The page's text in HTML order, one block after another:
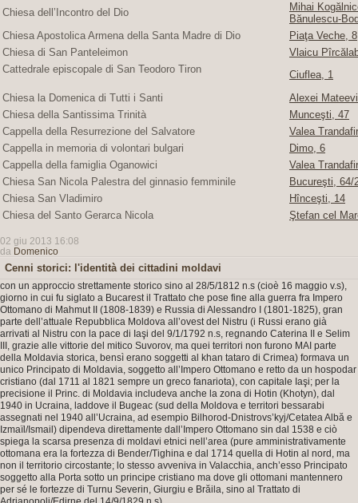
Chiesa dell’Incontro del Dio
Mihai
Bănulescu-
Chiesa Apostolica Armena della Santa Madre di Dio
Piaţa Veche, 8
Chiesa di San Panteleimon
Vlaicu
Cattedrale episcopale di San Teodoro Tiron
Ciuflea, 1
Chiesa la Domenica di Tutti i Santi
Alexei
Chiesa della Santissima Trinità
Munceşti, 47
Cappella della Resurrezione del Salvatore
Valea
Cappella in memoria di volontari bulgari
Dimo, 6
Cappella della famiglia Oganowici
Valea
Chiesa San Nicola Palestra del ginnasio femminile
Bucureşti, 64/
Chiesa San Vladimiro
Hînceşti, 14
Chiesa del Santo Gerarca Nicola
Ştefan cel
02 giu 2013 16:08
da Domenico
Cenni storici: l'identità dei cittadini moldavi
con un approccio strettamente storico sino al 28/5/1812 n.s (cioè 16 maggio v.s),
giorno in cui fu siglato a Bucarest il Trattato che pose fine alla guerra fra Impero
Ottomano di Mahmut II (1808-1839) e Russia di Alessandro I (1801-1825), gran
parte dell’attuale Repubblica Moldova all’ovest del Nistru (i Russi erano già
arrivati al Nistru con la pace di Iaşi del 9/1/1792 n.s, regnando Caterina II e Selim
III, grazie alle vittorie del mitico Suvorov, ma quei territori non furono MAI parte
della Moldavia storica, bensì erano soggetti al khan tataro di Crimea) formava un
unico Principato di Moldavia, soggetto all’Impero Ottomano e retto da un hospodar
cristiano (dal 1711 al 1821 sempre un greco fanariota), con capitale Iaşi; per la
precisione il Princ. di Moldavia includeva anche la zona di Hotin (Khotyn), dal
1940 in Ucraina, laddove il Bugeac (sud della Moldova e territori bessarabi
assegnati nel 1940 all’Ucraina, ad esempio Bilhorod-Dnistrovs’kyj/Cetatea Albă e
Izmaïl/Ismail) dipendeva direttamente dall’Impero Ottomano sin dal 1538 e ciò
spiega la scarsa presenza di moldavi etnici nell’area (pure amministrativamente
ottomana era la fortezza di Bender/Tighina e dal 1714 quella di Hotin al nord, ma
non il territorio circostante; lo stesso avveniva in Valacchia, anch’esso Principato
soggetto alla Porta sotto un principe cristiano ma dove gli ottomani mantennero
per sé le fortezze di Turnu Severin, Giurgiu e Brăila, sino al Trattato di